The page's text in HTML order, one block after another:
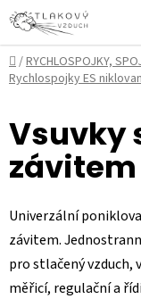
Přejít
na
obsah
Domů
/RYCHLOSPOJKY,
Rychlospojky ES
Vsuvky
závitem
Univerzální
závitem.
pro stlačený vzduch,
měřicí, regulační a